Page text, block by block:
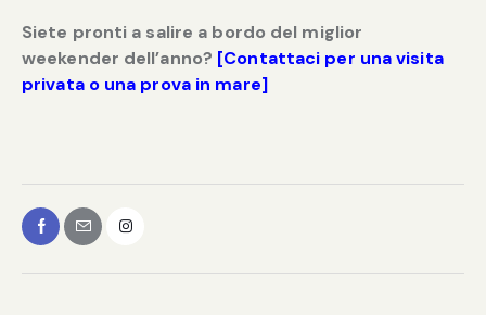
Siete pronti a salire a bordo del miglior
weekender dell’anno? [Contattaci per una visita
privata o una prova in mare]